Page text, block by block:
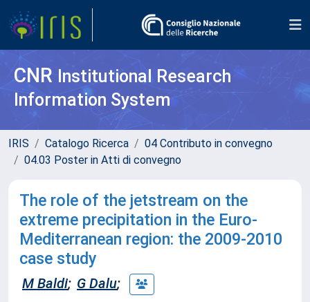
CNR Institutional Research
Information System
IRIS Catalogo Ricerca
04 Contributo in convegno
04.03 Poster in Atti di convegno
The role of the jetstream on the
extreme precipitation in the Euro-
Mediterranean region: the 2009-2010
case study
M Baldi; G Dalu;